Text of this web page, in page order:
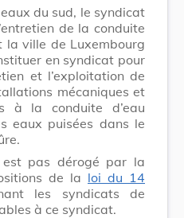
du sud, le syndicat
de la conduite
la ville de Luxembourg
en syndicat pour
et l’exploitation de
mécaniques et
à la conduite d’eau
eaux puisées dans le
est pas dérogé par la
de la loi du 14
les syndicats de
à ce syndicat.